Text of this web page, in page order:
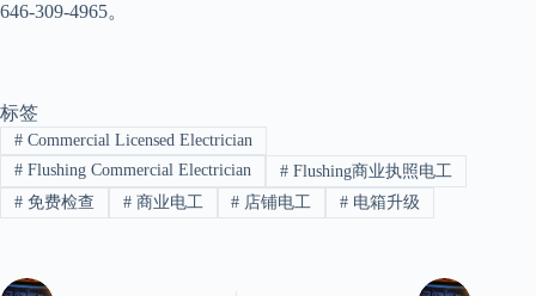
646-309-4965。
标签
#Commercial Licensed Electrician
#Flushing Commercial Electrician #Flushing商业执照电工
#免费检查 #商业电工 # 店铺电工 # 电箱升级